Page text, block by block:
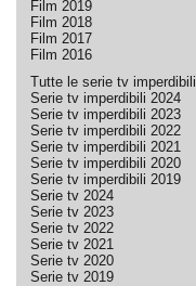
Film 2019
Film 2018
Film 2017
Film 2016
Tutte le serie tv imperdibili
Serie tv imperdibili 2024
Serie tv imperdibili 2023
Serie tv imperdibili 2022
Serie tv imperdibili 2021
Serie tv imperdibili 2020
Serie tv imperdibili 2019
Serie tv 2024
Serie tv 2023
Serie tv 2022
Serie tv 2021
Serie tv 2020
Serie tv 2019